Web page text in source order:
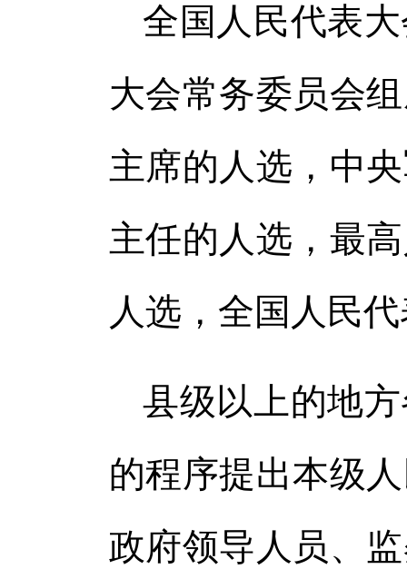
全国人民代表
大会常务委员会
主席的人选，中
主任的人选，最
人选，全国人民
县级以上的地
的程序提出本级
政府领导人员、